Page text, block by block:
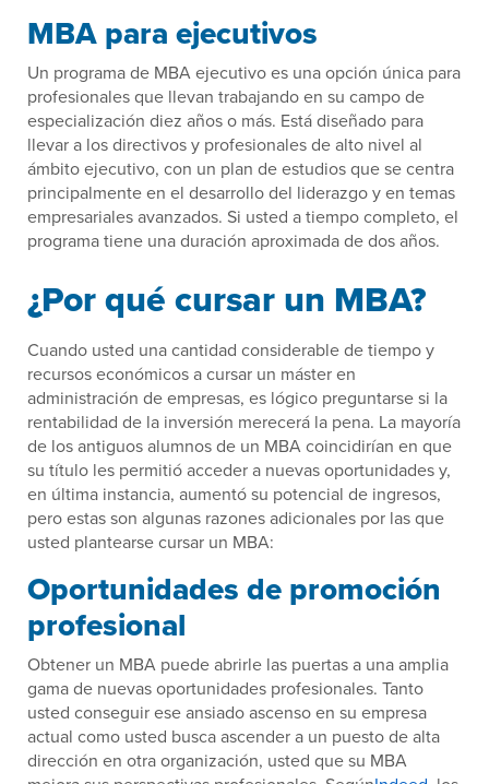
MBA para ejecutivos
Un programa de MBA ejecutivo es una opción única para
profesionales que llevan trabajando en su campo de
especialización diez años o más. Está diseñado para
llevar a los directivos y profesionales de alto nivel al
ámbito ejecutivo, con un plan de estudios que se centra
principalmente en el desarrollo del liderazgo y en temas
empresariales avanzados. Si usted a tiempo completo, el
programa tiene una duración aproximada de dos años.
¿Por qué cursar un MBA?
Cuando usted una cantidad considerable de tiempo y
recursos económicos a cursar un máster en
administración de empresas, es lógico preguntarse si la
rentabilidad de la inversión merecerá la pena. La mayoría
de los antiguos alumnos de un MBA coincidirían en que
su título les permitió acceder a nuevas oportunidades y,
en última instancia, aumentó su potencial de ingresos,
pero estas son algunas razones adicionales por las que
usted plantearse cursar un MBA:
Oportunidades de promoción
profesional
Obtener un MBA puede abrirle las puertas a una amplia
gama de nuevas oportunidades profesionales. Tanto
usted conseguir ese ansiado ascenso en su empresa
actual como usted busca ascender a un puesto de alta
dirección en otra organización, usted que su MBA